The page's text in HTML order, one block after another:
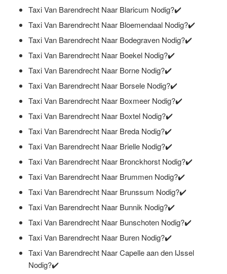
Taxi Van Barendrecht Naar Blaricum Nodig?✔️
Taxi Van Barendrecht Naar Bloemendaal Nodig?✔️
Taxi Van Barendrecht Naar Bodegraven Nodig?✔️
Taxi Van Barendrecht Naar Boekel Nodig?✔️
Taxi Van Barendrecht Naar Borne Nodig?✔️
Taxi Van Barendrecht Naar Borsele Nodig?✔️
Taxi Van Barendrecht Naar Boxmeer Nodig?✔️
Taxi Van Barendrecht Naar Boxtel Nodig?✔️
Taxi Van Barendrecht Naar Breda Nodig?✔️
Taxi Van Barendrecht Naar Brielle Nodig?✔️
Taxi Van Barendrecht Naar Bronckhorst Nodig?✔️
Taxi Van Barendrecht Naar Brummen Nodig?✔️
Taxi Van Barendrecht Naar Brunssum Nodig?✔️
Taxi Van Barendrecht Naar Bunnik Nodig?✔️
Taxi Van Barendrecht Naar Bunschoten Nodig?✔️
Taxi Van Barendrecht Naar Buren Nodig?✔️
Taxi Van Barendrecht Naar Capelle aan den IJssel
Nodig?✔️